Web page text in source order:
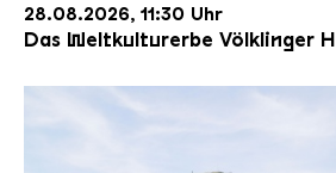
28.08.2026, 11:30 Uhr
Das Weltkulturerbe Völklinger